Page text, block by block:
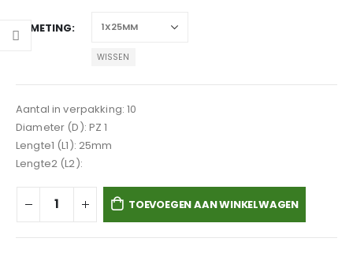
AFMETING
WISSEN
Aantal in verpakking: 10
Diameter (D): PZ 1
Lengte1 (L1): 25mm
Lengte2 (L2):
TOEVOEGEN AAN WINKELWAGEN